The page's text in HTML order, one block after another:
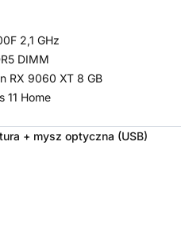
2,1 GHz
DIMM
RX 9060 XT 8 GB
11 Home
+ mysz optyczna (USB)